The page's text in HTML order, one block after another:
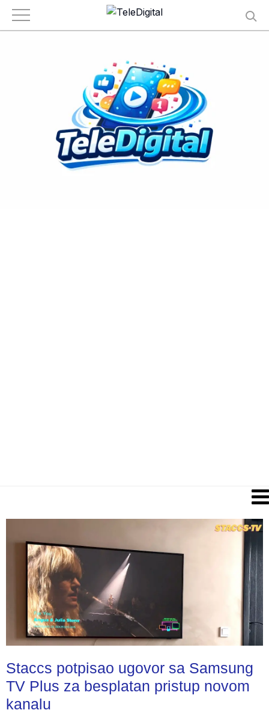
Staccs potpisao ugovor sa Samsung
TV Plus za besplatan pristup novom
kanalu